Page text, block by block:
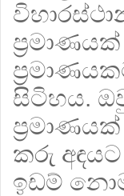
සිටිහය.
කරු
ඉඩම්